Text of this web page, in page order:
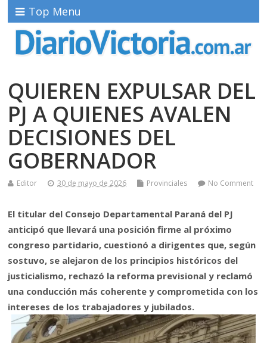
Top Menu
QUIEREN EXPULSAR DEL
PJ A QUIENES AVALEN
DECISIONES DEL
GOBERNADOR
Editor 30 de mayo de 2026 Provinciales No Comment
El titular del Consejo Departamental Paraná del PJ
anticipó que llevará una posición firme al próximo
congreso partidario, cuestionó a dirigentes que, según
sostuvo, se alejaron de los principios históricos del
justicialismo, rechazó la reforma previsional y reclamó
una conducción más coherente y comprometida con los
intereses de los trabajadores y jubilados.